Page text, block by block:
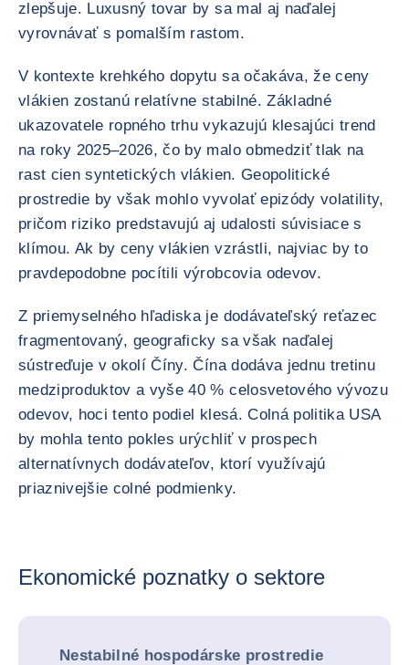
zlepšuje. Luxusný tovar by sa mal aj naďalej
vyrovnávať s pomalším rastom.
V kontexte krehkého dopytu sa očakáva, že ceny
vlákien zostanú relatívne stabilné. Základné
ukazovatele ropného trhu vykazujú klesajúci trend
na roky 2025–2026, čo by malo obmedziť tlak na
rast cien syntetických vlákien. Geopolitické
prostredie by však mohlo vyvolať epizódy volatility,
pričom riziko predstavujú aj udalosti súvisiace s
klímou. Ak by ceny vlákien vzrástli, najviac by to
pravdepodobne pocítili výrobcovia odevov.
Z priemyselného hľadiska je dodávateľský reťazec
fragmentovaný, geograficky sa však naďalej
sústreďuje v okolí Číny. Čína dodáva jednu tretinu
medziproduktov a vyše 40 % celosvetového vývozu
odevov, hoci tento podiel klesá. Colná politika USA
by mohla tento pokles urýchliť v prospech
alternatívnych dodávateľov, ktorí využívajú
priaznivejšie colné podmienky.
Ekonomické poznatky o sektore
Nestabilné hospodárske prostredie